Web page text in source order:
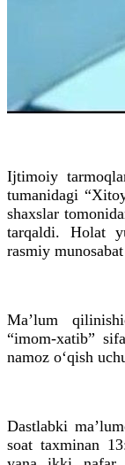
Ijtimoiy
tumanidagi
shaxslar
tarqaldi. Holat
rasmiy
Ma’lum
“imom-xatib”
namoz o‘qish
Dastlabki
soat taxminan